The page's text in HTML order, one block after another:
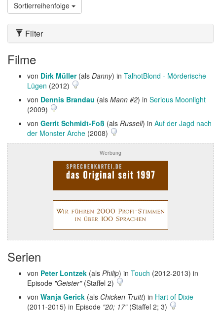
Sortierreihenfolge
Filter
Filme
von Dirk Müller(als Danny) in TalhotBlond - Mörderische
Lügen (2012)
von Dennis Brandau (als Mann #2) in Serious Moonlight
(2009)
von Gerrit Schmidt-Foß (als Russell) in Auf der Jagd nach
der Monster Arche (2008)
Werbung
Serien
von Peter Lontzek (als Philip) in Touch (2012-2013) in
Episode "Geister"(Staffel 2)
von Wanja Gerick (als Chicken Truitt) in Hart of Dixie
(2011-2015) in Episode "20; 17"(Staffel 2; 3)